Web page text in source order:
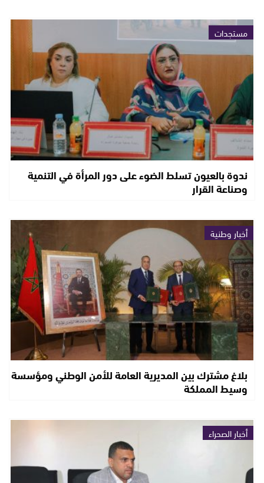
مستجدات
ندوة بالعيون تسلط الضوء على دور المرأة في التنمية
وصناعة القرار
أخبار وطنية
بلاغ مشترك بين المديرية العامة للأمن الوطني ومؤسسة
وسيط المملكة
أخبار الصحراء